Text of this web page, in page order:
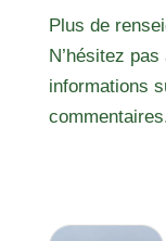
Plus de
N’hésitez
informations